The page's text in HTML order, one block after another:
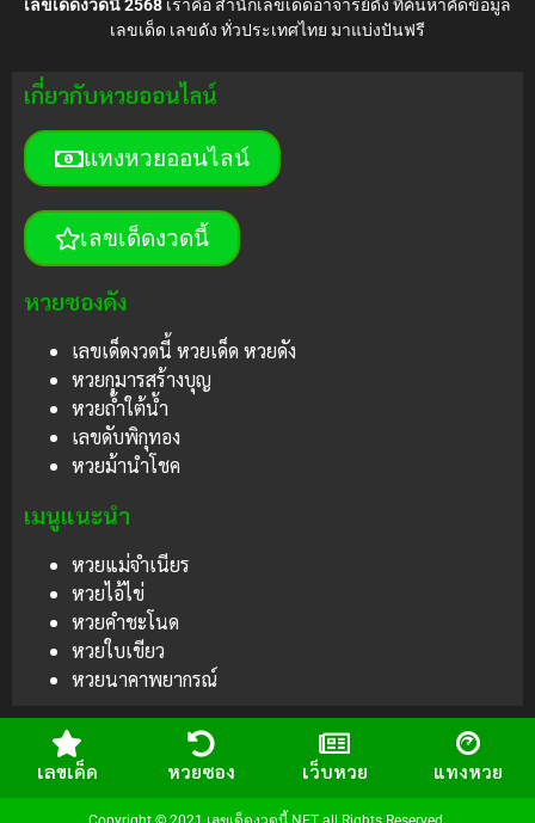
เลขเด็ดงวดนี้ 2568 เราคือ สำนักเลขเด็ดอาจารย์ดัง ที่ค้นหาคัดข้อมูล
เลขเด็ด เลขดัง ทั่วประเทศไทย มาแบ่งปันฟรี
เกี่ยวกับหวยออนไลน์
แทงหวยออนไลน์
เลขเด็ดงวดนี้
หวยซองดัง
เลขเด็ดงวดนี้ หวยเด็ด หวยดัง
หวยกุมารสร้างบุญ
หวยถ้ำใต้น้ำ
เลขดับพิกุทอง
หวยม้านำโชค
เมนูแนะนำ
หวยแม่จำเนียร
หวยไอ้ไข่
หวยคำชะโนด
หวยใบเขียว
หวยนาคาพยากรณ์
เลขเด็ด หวยซอง เว็บหวย แทงหวย